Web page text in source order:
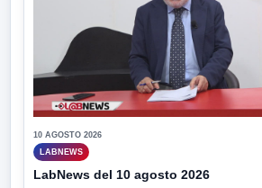
10 AGOSTO 2026
LABNEWS
LabNews del 10 agosto 2026